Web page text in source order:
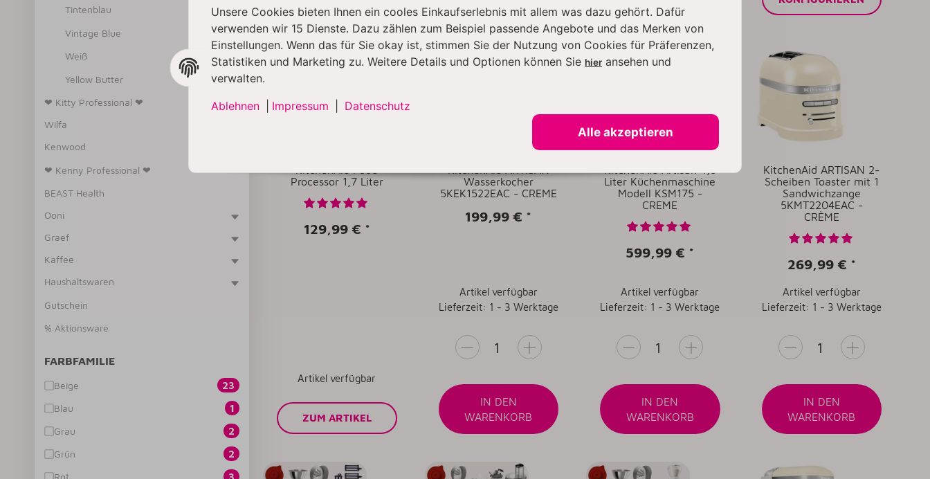
Processor 1,7 Liter
129,99 € *
Artikel verfügbar
ZUM ARTIKEL
Wasserkocher
5KEK1522EAC - CREME
199,99 € *
Artikel verfügbar
Lieferzeit: 1 - 3 Werktage
IN DEN
WARENKORB
Liter Küchenmaschine
Modell KSM175 -
CREME
599,99 € *
Artikel verfügbar
Lieferzeit: 1 - 3 Werktage
IN DEN
WARENKORB
KitchenAid ARTISAN 2-
Scheiben Toaster mit 1
Sandwichzange
5KMT2204EAC -
CRÈME
269,99 € *
Artikel verfügbar
Lieferzeit: 1 - 3 Werktage
IN DEN
WARENKORB
Tintenblau
Vintage Blue
Weiß
Yellow Butter
❤ Kitty Professional ❤
Wilfa
Kenwood
❤ Kenny Professional ❤
BEAST Health
Ooni
Graef
Kaffee
Haushaltswaren
Gutschein
% Aktionsware
FARBFAMILIE
Beige
23
Blau
1
Grau
2
Grün
2
Rot
Unsere Cookies bieten Ihnen ein cooles Einkaufserlebnis mit allem was dazu gehört. Dafür
verwenden wir 15 Dienste. Dazu zählen zum Beispiel passende Angebote und das Merken von
Einstellungen. Wenn das für Sie okay ist, stimmen Sie der Nutzung von Cookies für Präferenzen,
Statistiken und Marketing zu. Weitere Details und Optionen können Sie hier ansehen und
verwalten.
Ablehnen
Impressum
Datenschutz
Alle akzeptieren